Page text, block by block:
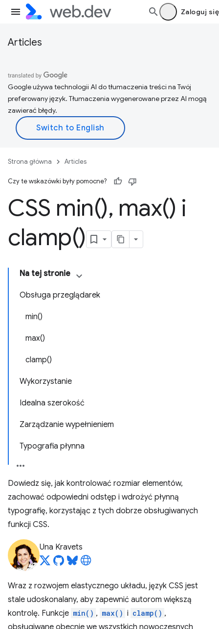
Zaloguj się
Articles
Google używa technologii AI do tłumaczenia treści na Twój
preferowany język. Tłumaczenia wygenerowane przez AI mogą
zawierać błędy.
Strona główna Articles
Czy te wskazówki były pomocne?
CSS min(), max() i
clamp()
Na tej stronie
Obsługa przeglądarek
min()
max()
clamp()
Wykorzystanie
Idealna szerokość
Zarządzanie wypełnieniem
Typografia płynna
Dowiedz się, jak kontrolować rozmiar elementów,
zachować odpowiedni odstęp i wdrożyć płynną
typografię, korzystając z tych dobrze obsługiwanych
funkcji CSS.
Una Kravets
Wraz z rozwojem elastycznego układu, język CSS jest
stale udoskonalany, aby zapewnić autorom większą
kontrolę. Funkcje min() , max() i clamp() ,
obsługiwane obecnie we wszystkich nowoczesnych